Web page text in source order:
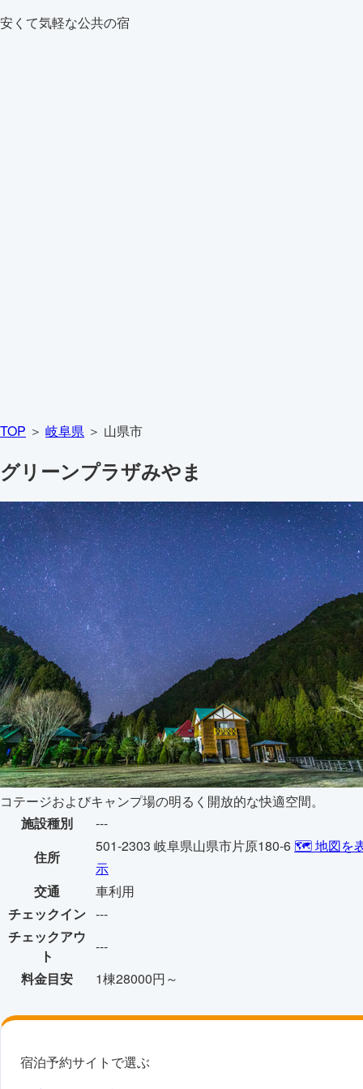
安くて気軽な公共の宿
TOP ＞ 岐阜県 ＞ 山県市
グリーンプラザみやま
コテージおよびキャンプ場の明るく開放的な快適空間。
施設種別
---
住所
501-2303 岐阜県山県市片原180-6 🗺️ 地図を
示
交通
車利用
チェックイン ---
チェックアウ
ト
---
料金目安
1棟28000円～
宿泊予約サイトで選ぶ